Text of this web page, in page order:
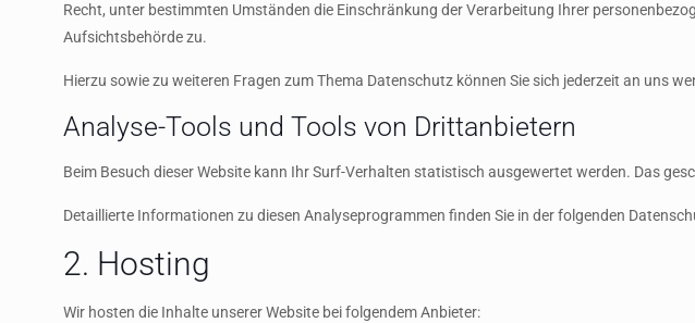
Recht, unter bestimmten Umständen die Einschränkung der Verarbeitung Ihrer
Aufsichtsbehörde zu.
Hierzu sowie zu weiteren Fragen zum Thema Datenschutz können Sie sich jederzeit an uns
Analyse-Tools und Tools von Dritt­anbietern
Beim Besuch dieser Website kann Ihr Surf-Verhalten statistisch ausgewertet werden. Das
Detaillierte Informationen zu diesen Analyseprogrammen finden Sie in der folgenden
2. Hosting
Wir hosten die Inhalte unserer Website bei folgendem Anbieter: